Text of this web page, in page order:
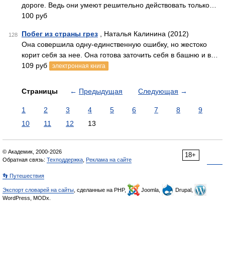
дороге. Ведь они умеют решительно действовать только…
100 руб
128 Побег из страны грез , Наталья Калинина (2012)
Она совершила одну-единственную ошибку, но жестоко
корит себя за нее. Она готова заточить себя в башню и в…
109 руб
электронная книга
Страницы ← Предыдущая Следующая →
1 2 3 4 5 6 7 8
9
10
11 12 13
18+
© Академик, 2000-2026
Обратная связь: Техподдержка Реклама на сайте
👣 Путешествия
Экспорт словарей на сайты , сделанные на PHP, Joomla,
Drupal,
WordPress, MODx.